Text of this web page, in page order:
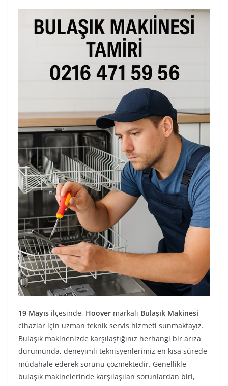
19 Mayıs ilçesinde, Hoover markalı Bulaşık Makinesi
cihazlar için uzman teknik servis hizmeti sunmaktayız.
Bulaşık makinenizde karşılaştığınız herhangi bir arıza
durumunda, deneyimli teknisyenlerimiz en kısa sürede
müdahale ederek sorunu çözmektedir. Genellikle
bulaşık makinelerinde karşılaşılan sorunlardan biri,